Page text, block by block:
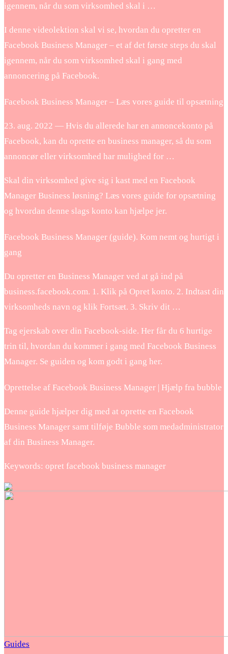
igennem, når du som virksomhed skal i …
I denne videolektion skal vi se, hvordan du opretter en
Facebook Business Manager – et af det første steps du skal
igennem, når du som virksomhed skal i gang med
annoncering på Facebook.
Facebook Business Manager – Læs vores guide til opsætning
23. aug. 2022 — Hvis du allerede har en annoncekonto på
Facebook, kan du oprette en business manager, så du som
annoncør eller virksomhed har mulighed for …
Skal din virksomhed give sig i kast med en Facebook
Manager Business løsning? Læs vores guide for opsætning
og hvordan denne slags konto kan hjælpe jer.
Facebook Business Manager (guide). Kom nemt og hurtigt i
gang
Du opretter en Business Manager ved at gå ind på
business.facebook.com. 1. Klik på Opret konto. 2. Indtast din
virksomheds navn og klik Fortsæt. 3. Skriv dit …
Tag ejerskab over din Facebook-side. Her får du 6 hurtige
trin til, hvordan du kommer i gang med Facebook Business
Manager. Se guiden og kom godt i gang her.
Oprettelse af Facebook Business Manager | Hjælp fra bubble
Denne guide hjælper dig med at oprette en Facebook
Business Manager samt tilføje Bubble som medadministrator
af din Business Manager.
Keywords: opret facebook business manager
Guides